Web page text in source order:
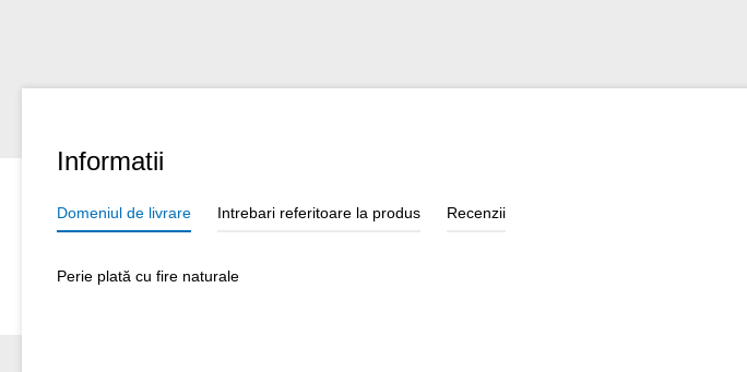
Informatii
Domeniul de livrare Intrebari referitoare la produs Recenzii
Perie plată cu fire naturale